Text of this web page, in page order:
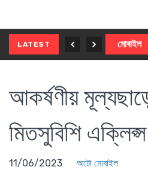
LATEST মোবাইল
আকর্ষণীয়
মিতসুবিশি
11/06/2023 অটো মোবাইল